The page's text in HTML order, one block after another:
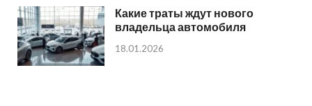
Какие траты ждут нового
владельца автомобиля
18.01.2026